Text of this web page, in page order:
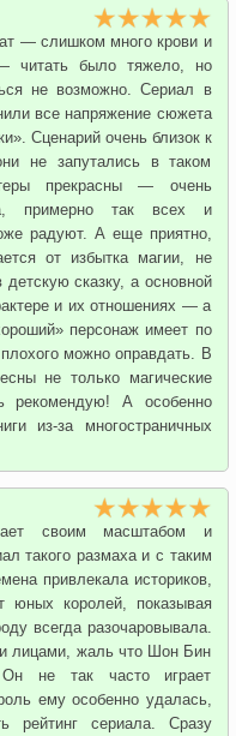
— слишком много крови и
читать было тяжело, но
не возможно. Сериал в
все напряжение сюжета
Сценарий очень близок к
не запутались в таком
прекрасны — очень
примерно так всех и
радуют. А еще приятно,
от избытка магии, не
сказку, а основной
и их отношениях — а
персонаж имеет по
можно оправдать. В
не только магические
А особенно
из-за многостраничных
своим масштабом и
такого размаха и с таким
привлекала историков,
юных королей, показывая
всегда разочаровывала.
лицами, жаль что Шон Бин
не так часто играет
ему особенно удалась,
рейтинг сериала. Сразу